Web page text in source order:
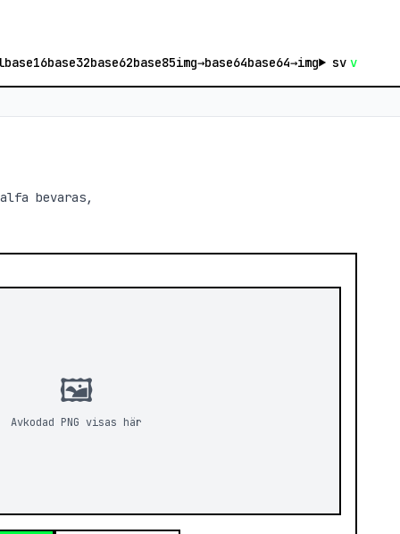
base16base32base62base85img→base64base64→img sv v
bevaras,
🖼️
Avkodad PNG visas här